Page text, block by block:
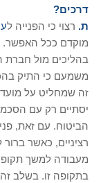
דרכים?
ת. רצוי כי הפנייה ל
מוקדם ככל האפשר.
בהליכים מול חברת
משמעם כי התיק
זה שמחליט על מועד
יסתיים רק עם
הביטוח. עם זאת,
רציניים, כאשר
מעבודה למשך
בתקופה זו. בשלב זה